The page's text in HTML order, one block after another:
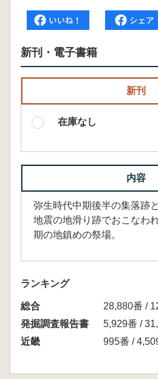
新刊・電子書籍
新刊
在庫なし
内容
弥生時代中期後半の集落跡
地震の地滑り跡でおこなわ
期の地鎮めの祭場。
ランキング
総合
28,880番 /
発掘調査報告書
5,929番 /
近畿
995番 /